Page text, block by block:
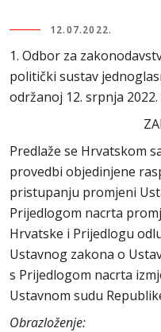
12.07.2022.
1. Odbor za
politički sustav
održanoj 12. srpnja
Predlaže se Hrvatskom
provedbi objedinjene
pristupanju promjeni
Prijedlogom nacrta
Hrvatske i Prijedlogu
Ustavnog zakona o
s Prijedlogom nacrta
Ustavnom sudu
Obrazloženje: